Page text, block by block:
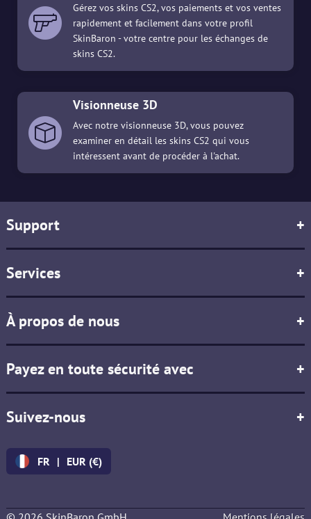
Gérez vos skins CS2, vos paiements et vos ventes
rapidement et facilement dans votre profil
SkinBaron - votre centre pour les échanges de
skins CS2.
Visionneuse 3D
Avec notre visionneuse 3D, vous pouvez
examiner en détail les skins CS2 qui vous
intéressent avant de procéder à l'achat.
Support +
Services +
À propos de nous +
Payez en toute sécurité avec +
Suivez-nous +
FR | EUR (€)